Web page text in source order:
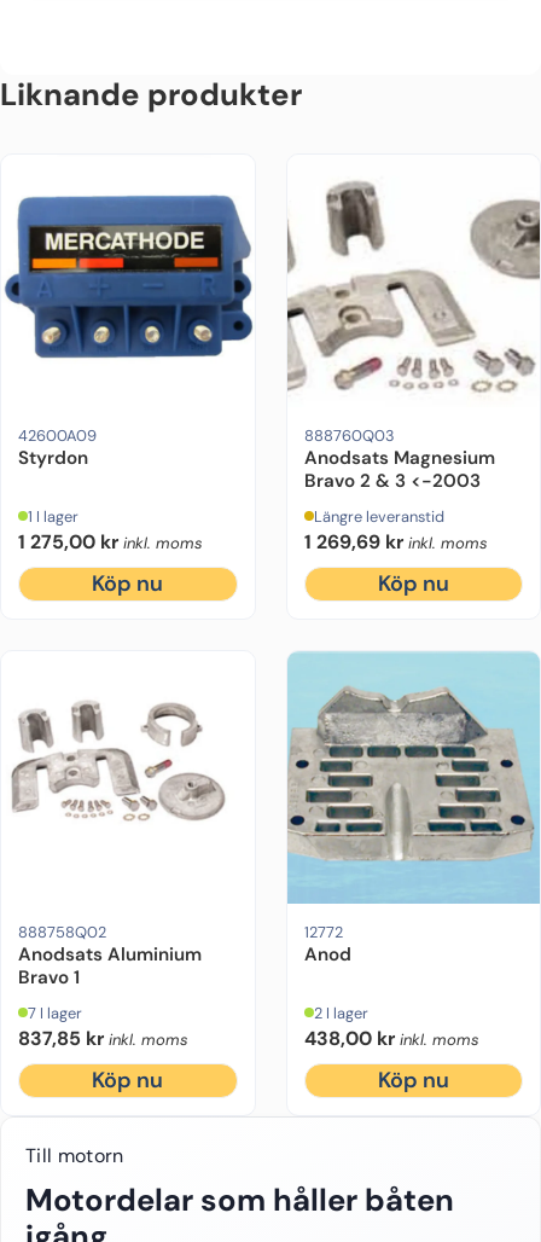
Liknande produkter
42600A09
Styrdon
1 I lager
1 275,00 kr inkl. moms
Köp nu
888760Q03
Anodsats Magnesium
Bravo 2 & 3 <-2003
Längre leveranstid
1 269,69 kr inkl. moms
Köp nu
888758Q02
Anodsats Aluminium
Bravo 1
7 I lager
837,85 kr inkl. moms
Köp nu
12772
Anod
2 I lager
438,00 kr inkl. moms
Köp nu
Till motorn
Motordelar som håller båten